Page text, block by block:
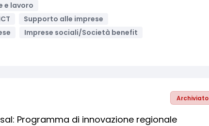
e lavoro
Supporto alle imprese
Imprese sociali/Società benefit
Archiviato
Programma di innovazione regionale